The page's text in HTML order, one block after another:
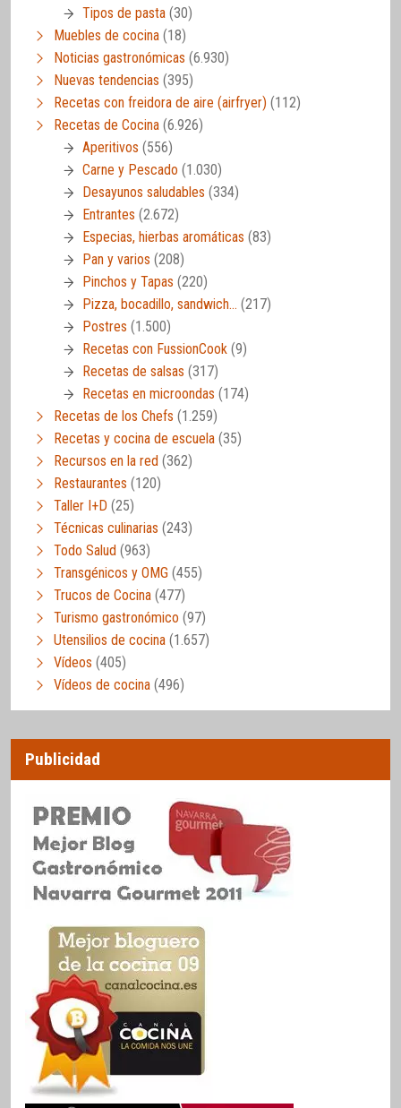
Tipos de pasta (30)
Muebles de cocina (18)
Noticias gastronómicas (6.930)
Nuevas tendencias (395)
Recetas con freidora de aire (airfryer) (112)
Recetas de Cocina (6.926)
Aperitivos (556)
Carne y Pescado (1.030)
Desayunos saludables (334)
Entrantes (2.672)
Especias, hierbas aromáticas (83)
Pan y varios (208)
Pinchos y Tapas (220)
Pizza, bocadillo, sandwich… (217)
Postres (1.500)
Recetas con FussionCook (9)
Recetas de salsas (317)
Recetas en microondas (174)
Recetas de los Chefs (1.259)
Recetas y cocina de escuela (35)
Recursos en la red (362)
Restaurantes (120)
Taller I+D (25)
Técnicas culinarias (243)
Todo Salud (963)
Transgénicos y OMG (455)
Trucos de Cocina (477)
Turismo gastronómico (97)
Utensilios de cocina (1.657)
Vídeos (405)
Vídeos de cocina (496)
Publicidad